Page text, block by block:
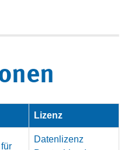
Lizenz
Datenlizenz